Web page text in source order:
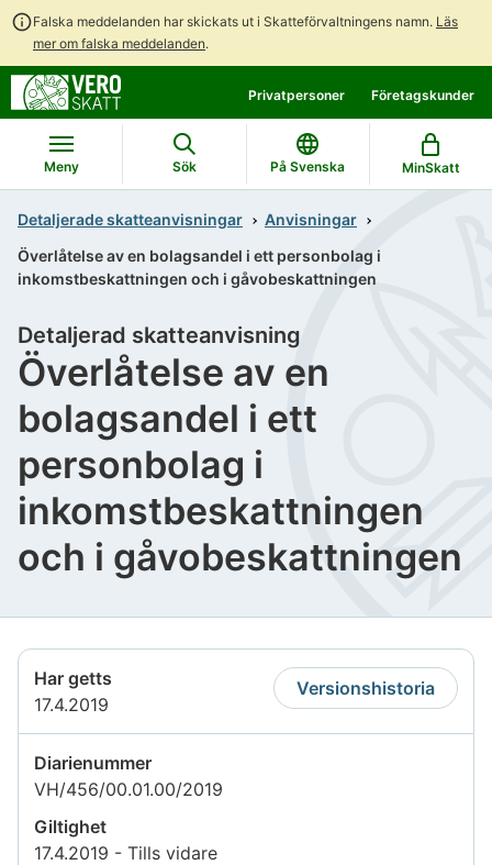
Falska meddelanden har skickats ut i Skatteförvaltningens namn. Läs
mer om falska meddelanden.
direkt
till
innehållet
till
hela
webbplatsens
sökning
Privatpersoner Företagskunder
Meny Sök På Svenska MinSkatt
Detaljerade skatteanvisningar
Anvisningar
Överlåtelse av en bolagsandel i ett personbolag i
inkomstbeskattningen och i gåvobeskattningen
Överlåtelse av en
bolagsandel i ett
personbolag i
inkomstbeskattningen
och i gåvobeskattningen
Detaljerad skatteanvisning
Har getts
17.4.2019
Versionshistoria
Diarienummer
VH/456/00.01.00/2019
Giltighet
17.4.2019 - Tills vidare